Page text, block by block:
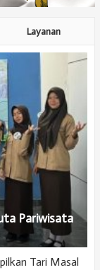
Layanan
Pariwisata
Tari Masal